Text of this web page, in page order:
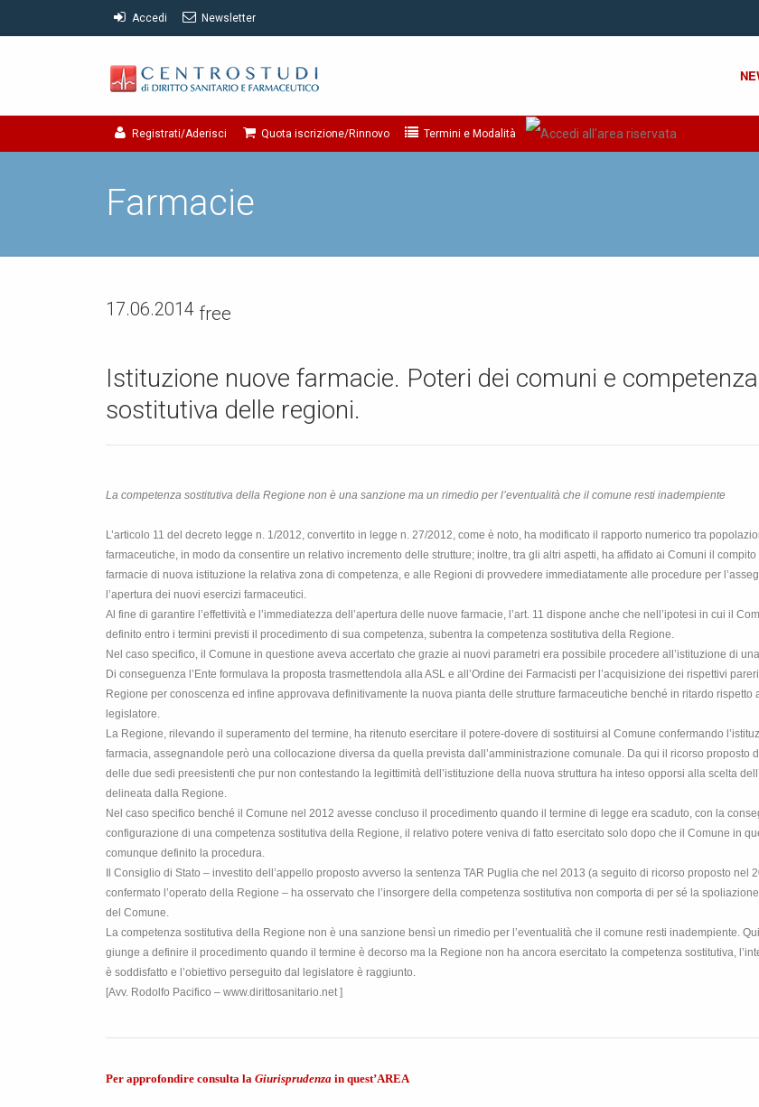
Accedi Newsletter
Registrati/Aderisci Quota iscrizione/Rinnovo Termini e Modalità
Farmacie
17.06.2014 free
Istituzione nuove farmacie. Poteri dei comuni e competenza
sostitutiva delle regioni.
La competenza sostitutiva della Regione non è una sanzione ma un rimedio per l’eventualità che il comune resti inadempiente
L’articolo 11 del decreto legge n. 1/2012, convertito in legge n. 27/2012, come è noto, ha modificato il rapporto numerico tra
farmaceutiche, in modo da consentire un relativo incremento delle strutture; inoltre, tra gli altri aspetti, ha affidato ai Comuni il
farmacie di nuova istituzione la relativa zona di competenza, e alle Regioni di provvedere immediatamente alle procedure per
l’apertura dei nuovi esercizi farmaceutici.
Al fine di garantire l’effettività e l’immediatezza dell’apertura delle nuove farmacie, l’art. 11 dispone anche che nell’ipotesi in cui il
definito entro i termini previsti il procedimento di sua competenza, subentra la competenza sostitutiva della Regione.
Nel caso specifico, il Comune in questione aveva accertato che grazie ai nuovi parametri era possibile procedere all’istituzione di
Di conseguenza l’Ente formulava la proposta trasmettendola alla ASL e all’Ordine dei Farmacisti per l’acquisizione dei rispettivi
Regione per conoscenza ed infine approvava definitivamente la nuova pianta delle strutture farmaceutiche benché in ritardo rispetto
legislatore.
La Regione, rilevando il superamento del termine, ha ritenuto esercitare il potere-dovere di sostituirsi al Comune confermando
farmacia, assegnandole però una collocazione diversa da quella prevista dall’amministrazione comunale. Da qui il ricorso proposto
delle due sedi preesistenti che pur non contestando la legittimità dell’istituzione della nuova struttura ha inteso opporsi alla scelta
delineata dalla Regione.
Nel caso specifico benché il Comune nel 2012 avesse concluso il procedimento quando il termine di legge era scaduto, con la
configurazione di una competenza sostitutiva della Regione, il relativo potere veniva di fatto esercitato solo dopo che il Comune in
comunque definito la procedura.
Il Consiglio di Stato – investito dell’appello proposto avverso la sentenza TAR Puglia che nel 2013 (a seguito di ricorso proposto nel
confermato l’operato della Regione – ha osservato che l’insorgere della competenza sostitutiva non comporta di per sé la
del Comune.
La competenza sostitutiva della Regione non è una sanzione bensì un rimedio per l’eventualità che il comune resti inadempiente.
giunge a definire il procedimento quando il termine è decorso ma la Regione non ha ancora esercitato la competenza sostitutiva,
è soddisfatto e l’obiettivo perseguito dal legislatore è raggiunto.
[Avv. Rodolfo Pacifico – www.dirittosanitario.net ]
Per approfondire consulta la Giurisprudenza in quest’AREA